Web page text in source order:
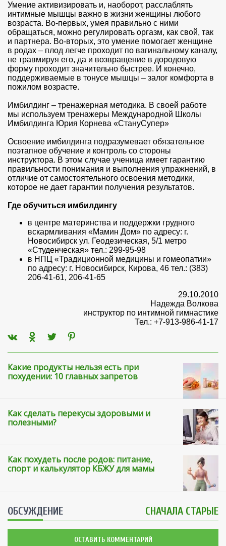
Умение активизировать и, наоборот, расслаблять
интимные мышцы важно в жизни женщины любого
возраста. Во-первых, умея правильно с ними
обращаться, можно регулировать оргазм, как свой, так
и партнера. Во-вторых, это умение помогает женщине
в родах – плод легче проходит по вагинальному каналу,
не травмируя его, да и возвращение в дородовую
форму проходит значительно быстрее. И конечно,
поддерживаемые в тонусе мышцы – залог комфорта в
пожилом возрасте.
Имбилдинг – тренажерная методика. В своей работе
мы используем тренажеры Международной Школы
Имбилдинга Юрия Корнева «СтануСупер»
Освоение имбилдинга подразумевает обязательное
поэтапное обучение и контроль со стороны
инструктора. В этом случае ученица имеет гарантию
правильности понимания и выполнения упражнений, в
отличие от самостоятельного освоения методики,
которое не дает гарантии получения результатов.
Где обучиться имбилдингу
в центре материнства и поддержки грудного
вскармливания «Мамин Дом» по адресу: г.
Новосибирск ул. Геодезическая, 5/1 метро
«Студенческая» тел.: 299-95-98
в НПЦ «Традиционной медицины и гомеопатии»
по адресу: г. Новосибирск, Кирова, 46 тел.: (383)
206-41-61, 206-41-65
29.10.2010
Надежда Волкова
инструктор по интимной гимнастике
Тел.: +7-913-986-41-17
Какие продукты нельзя есть при
похудении: 10 главных запретов
Как сделать перекусы здоровыми и
полезными?
Как похудеть после родов: питание,
спорт и калькулятор КБЖУ для мамы
ОБСУЖДЕНИЕ СНАЧАЛА СТАРЫЕ
ОСТАВИТЬ КОММЕНТАРИЙ